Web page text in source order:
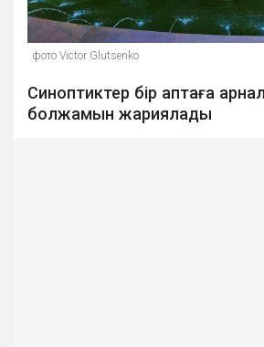
фото Victor Glutsenko
Синоптиктер бір аптаға
болжамын жариялады